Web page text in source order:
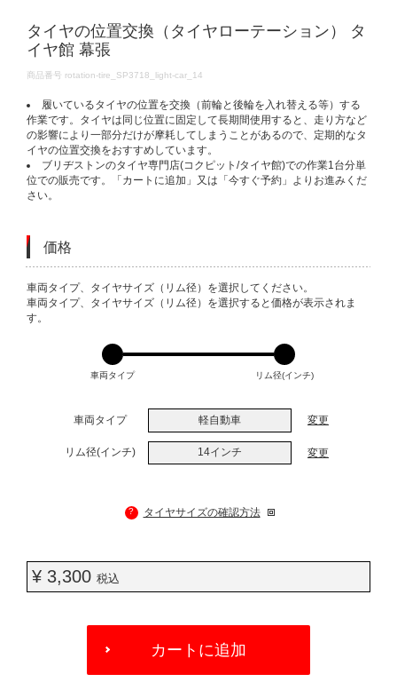
タイヤの位置交換（タイヤローテーション） タ
イヤ館 幕張
DETAILS
商品番号 rotation-tire_SP3718_light-car_14
履いているタイヤの位置を交換（前輪と後輪を入れ替える等）する
作業です。タイヤは同じ位置に固定して長期間使用すると、走り方など
の影響により一部分だけが摩耗してしまうことがあるので、定期的なタ
イヤの位置交換をおすすめしています。
ブリヂストンのタイヤ専門店(コクピット/タイヤ館)での作業1台分単
位での販売です。「カートに追加」又は「今すぐ予約」よりお進みくだ
さい。
価格
VARIATIONS
車両タイプ、タイヤサイズ（リム径）を選択してください。
車両タイプ、タイヤサイズ（リム径）を選択すると価格が表示されま
す。
車両タイプ リム径(インチ)
車両タイプ 軽自動車 変更
リム径(インチ) 14インチ 変更
? タイヤサイズの確認方法
¥ 3,300 税込
OPTIONS
カートに追加